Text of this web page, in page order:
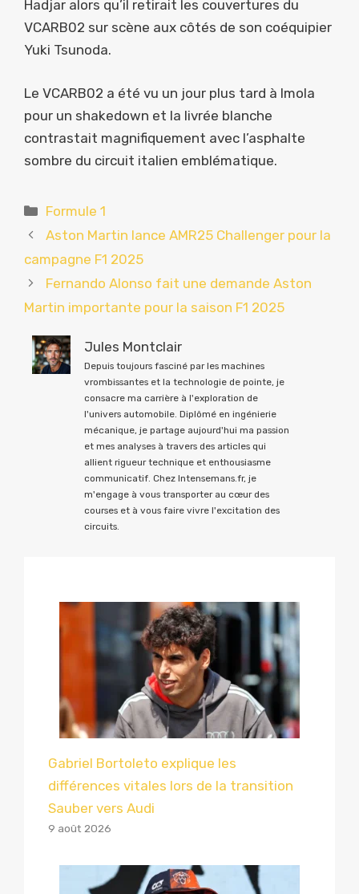
Hadjar alors qu’il retirait les couvertures du
VCARB02 sur scène aux côtés de son coéquipier
Yuki Tsunoda.
Le VCARB02 a été vu un jour plus tard à Imola
pour un shakedown et la livrée blanche
contrastait magnifiquement avec l’asphalte
sombre du circuit italien emblématique.
Catégories
Formule 1
Aston Martin lance AMR25 Challenger pour la
campagne F1 2025
Fernando Alonso fait une demande Aston
Martin importante pour la saison F1 2025
Jules Montclair
Depuis toujours fasciné par les machines
vrombissantes et la technologie de pointe, je
consacre ma carrière à l'exploration de
l'univers automobile. Diplômé en ingénierie
mécanique, je partage aujourd'hui ma passion
et mes analyses à travers des articles qui
allient rigueur technique et enthousiasme
communicatif. Chez Intensemans.fr, je
m'engage à vous transporter au cœur des
courses et à vous faire vivre l'excitation des
circuits.
Gabriel Bortoleto explique les
différences vitales lors de la transition
Sauber vers Audi
9 août 2026